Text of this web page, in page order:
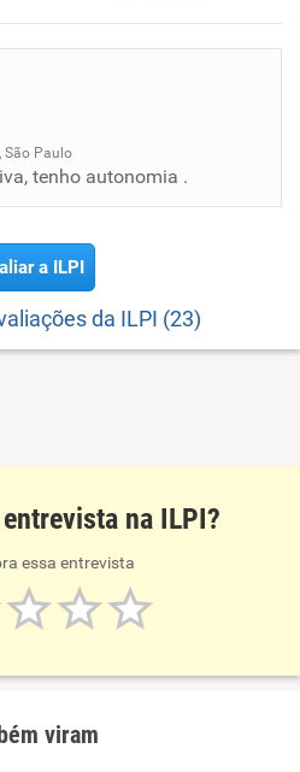
São Paulo
tenho autonomia .
a ILPI
da ILPI (23)
na ILPI?
essa entrevista
viram